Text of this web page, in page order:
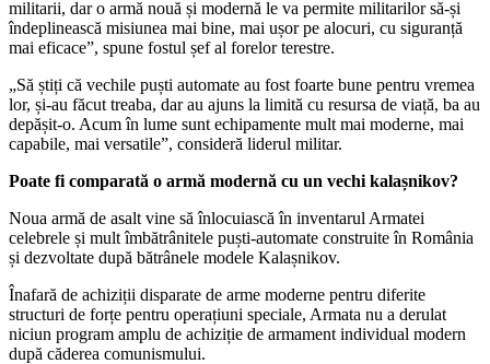
militarii, dar o armă nouă și modernă le va permite militarilor să-și
îndeplinească misiunea mai bine, mai ușor pe alocuri, cu siguranță
mai eficace”, spune fostul șef al forelor terestre.
„Să știți că vechile puști automate au fost foarte bune pentru vremea
lor, și-au făcut treaba, dar au ajuns la limită cu resursa de viață, ba au
depășit-o. Acum în lume sunt echipamente mult mai moderne, mai
capabile, mai versatile”, consideră liderul militar.
Poate fi comparată o armă modernă cu un vechi kalașnikov?
Noua armă de asalt vine să înlocuiască în inventarul Armatei
celebrele și mult îmbătrânitele puști-automate construite în România
și dezvoltate după bătrânele modele Kalașnikov.
Înafară de achiziții disparate de arme moderne pentru diferite
structuri de forțe pentru operațiuni speciale, Armata nu a derulat
niciun program amplu de achiziție de armament individual modern
după căderea comunismului.